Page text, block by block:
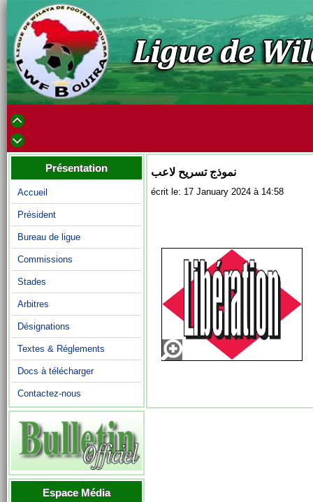
Présentation
Accueil
Président
Bureau de ligue
Commissions
Stades
Arbitres
Désignations
Textes & Réglements
Docs à télécharger
Contactez-nous
Espace Média
نموذج تسريح لاعب
écrit le: 17 January 2024 à 14:58